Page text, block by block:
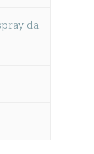
da